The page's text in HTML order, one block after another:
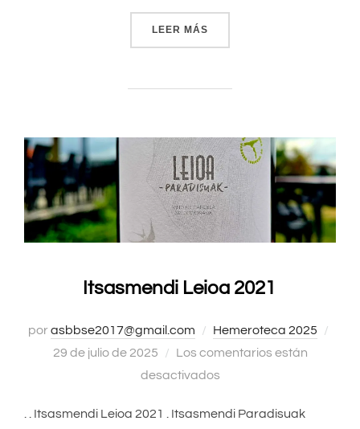
LEER MÁS
Itsasmendi Leioa 2021
porasbbse2017@gmail.com Hemeroteca 2025
29 de julio de 2025
Los comentarios están
desactivados
. . Itsasmendi Leioa 2021 . Itsasmendi Paradisuak